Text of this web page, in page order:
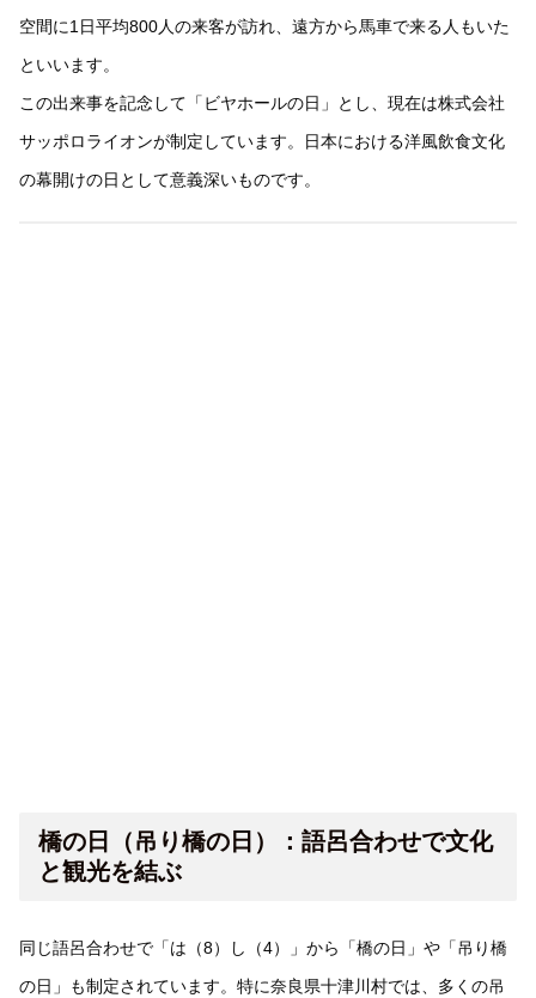
空間に1日平均800人の来客が訪れ、遠方から馬車で来る人もいた
といいます。
この出来事を記念して「ビヤホールの日」とし、現在は株式会社
サッポロライオンが制定しています。日本における洋風飲食文化
の幕開けの日として意義深いものです。
橋の日（吊り橋の日）：語呂合わせで文化
と観光を結ぶ
同じ語呂合わせで「は（8）し（4）」から「橋の日」や「吊り橋
の日」も制定されています。特に奈良県十津川村では、多くの吊